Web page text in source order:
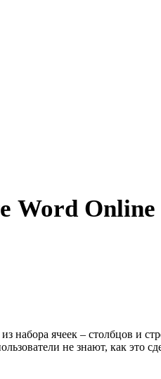
Word Online
набора ячеек – столбцов и
не знают, как это